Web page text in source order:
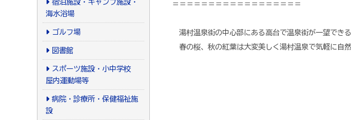
宿泊施設・キャンプ施設・
海水浴場
ゴルフ場
図書館
スポーツ施設・小中学校
屋内運動場等
病院・診療所・保健福祉施
設
＝＝＝＝＝＝＝＝＝＝＝＝＝＝＝＝＝＝
湯村温泉街の中心部にある高台で温泉街が一望できる
春の桜、秋の紅葉は大変美しく湯村温泉で気軽に自然